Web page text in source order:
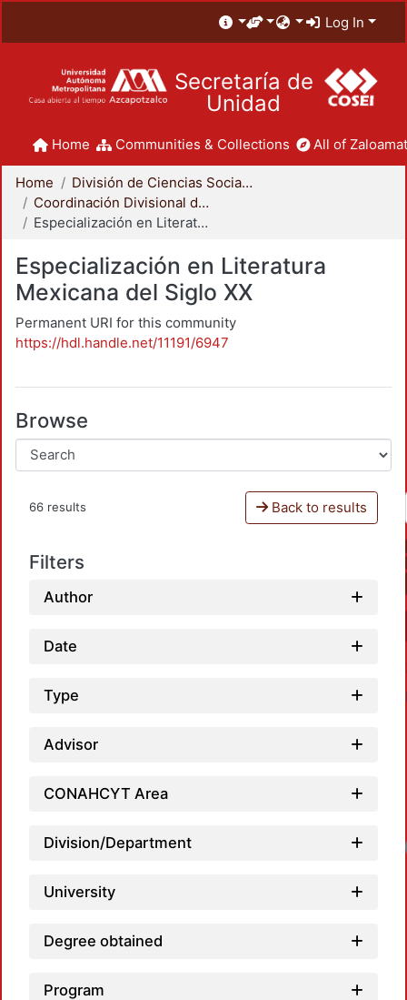
Log In
Secretaría de
Unidad
Home Communities & Collections All of
Home
División de Ciencias Sociales y Humanidades
Coordinación Divisional de Posgrado
Especialización en Literatura Mexicana del Siglo XX
Especialización en Literatura
Mexicana del Siglo XX
Permanent URI for this community
https://hdl.handle.net/11191/6947
Browse
66 results Back to results
Filters
Author
Date
Type
Advisor
CONAHCYT Area
Division/Department
University
Degree obtained
Program